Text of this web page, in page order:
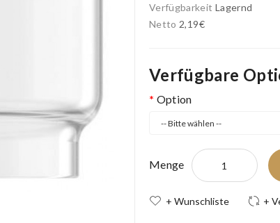
Verfügbarkeit Lagernd
Netto 2,19€
Verfügbare
Option
Menge
+ Wunschliste +